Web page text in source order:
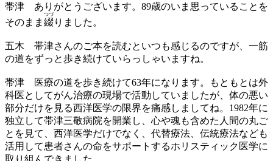
帯津 ありがとうございます。89歳のいま思っていることを
そのまま 綴
つづ
りました。
五木 帯津さんのご本を読むといつも感じるのですが、一筋
の道をずっと歩き続けていらっしゃいますね。
帯津 医療の道を歩き続けて63年になります。もともとは外
科医としてがん治療の現場で活動していましたが、体の悪い
部分だけを見る西洋医学の限界を痛感しましてね。1982年に
独立して帯津三敬病院を開業し、心や魂も含めた人間の丸ご
とを見て、西洋医学だけでなく、代替療法、伝統療法なども
活用して患者さんの命をサポートするホリスティック医学に
取り組んできました。